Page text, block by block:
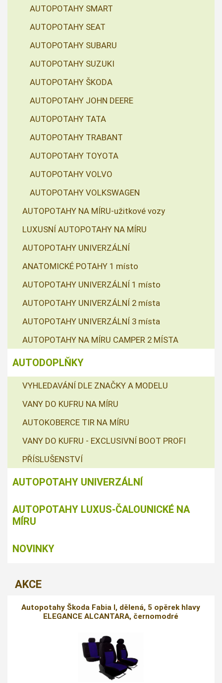
AUTOPOTAHY SMART
AUTOPOTAHY SEAT
AUTOPOTAHY SUBARU
AUTOPOTAHY SUZUKI
AUTOPOTAHY ŠKODA
AUTOPOTAHY JOHN DEERE
AUTOPOTAHY TATA
AUTOPOTAHY TRABANT
AUTOPOTAHY TOYOTA
AUTOPOTAHY VOLVO
AUTOPOTAHY VOLKSWAGEN
AUTOPOTAHY NA MÍRU-užitkové vozy
LUXUSNÍ AUTOPOTAHY NA MÍRU
AUTOPOTAHY UNIVERZÁLNÍ
ANATOMICKÉ POTAHY 1 místo
AUTOPOTAHY UNIVERZÁLNÍ 1 místo
AUTOPOTAHY UNIVERZÁLNÍ 2 místa
AUTOPOTAHY UNIVERZÁLNÍ 3 místa
AUTOPOTAHY NA MÍRU CAMPER 2 MÍSTA
AUTODOPLŇKY
VYHLEDAVÁNÍ DLE ZNAČKY A MODELU
VANY DO KUFRU NA MÍRU
AUTOKOBERCE TIR NA MÍRU
VANY DO KUFRU - EXCLUSIVNÍ BOOT PROFI
PŘÍSLUŠENSTVÍ
AUTOPOTAHY UNIVERZÁLNÍ
AUTOPOTAHY LUXUS-ČALOUNICKÉ NA
MÍRU
NOVINKY
AKCE
Autopotahy Škoda Fabia I, dělená, 5 opěrek hlavy
ELEGANCE ALCANTARA, černomodré